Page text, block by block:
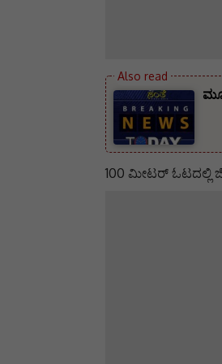
100 ಮೀಟರ್‌ ಓಟದಲ್ಲಿ